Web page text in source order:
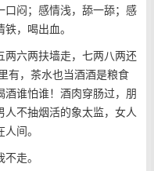
口闷；感情浅，舔一舔；感
，喝出血。
两六两扶墙走，七两八两还
有，茶水也当酒酒是粮食
谁怕谁！酒肉穿肠过，朋
不抽烟活的象太监，女人
间。
走。